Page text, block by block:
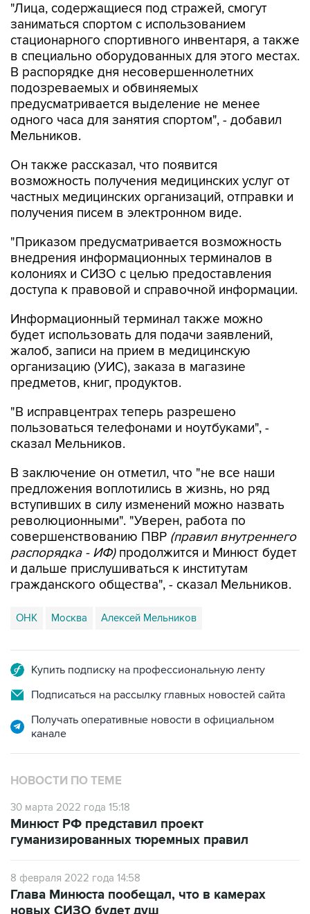
"Лица, содержащиеся под стражей, смогут
заниматься спортом с использованием
стационарного спортивного инвентаря, а также
в специально оборудованных для этого местах.
В распорядке дня несовершеннолетних
подозреваемых и обвиняемых
предусматривается выделение не менее
одного часа для занятия спортом", - добавил
Мельников.
Он также рассказал, что появится
возможность получения медицинских услуг от
частных медицинских организаций, отправки и
получения писем в электронном виде.
"Приказом предусматривается возможность
внедрения информационных терминалов в
колониях и СИЗО с целью предоставления
доступа к правовой и справочной информации.
Информационный терминал также можно
будет использовать для подачи заявлений,
жалоб, записи на прием в медицинскую
организацию (УИС), заказа в магазине
предметов, книг, продуктов.
"В исправцентрах теперь разрешено
пользоваться телефонами и ноутбуками", -
сказал Мельников.
В заключение он отметил, что "не все наши
предложения воплотились в жизнь, но ряд
вступивших в силу изменений можно назвать
революционными". "Уверен, работа по
совершенствованию ПВР (правил внутреннего
распорядка - ИФ)продолжится и Минюст будет
и дальше прислушиваться к институтам
гражданского общества", - сказал Мельников.
ОНК Москва Алексей Мельников
Купить подписку на профессиональную ленту
Подписаться на рассылку главных новостей сайта
Получать оперативные новости в официальном
канале
НОВОСТИ ПО ТЕМЕ
30 марта 2022 года 15:18
Минюст РФ представил проект
гуманизированных тюремных правил
8 февраля 2022 года 14:58
Глава Минюста пообещал, что в камерах